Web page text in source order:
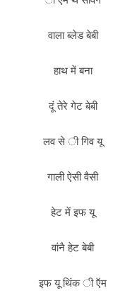
वाला ब्लेड बेबी
हाथ में बना
दूं तेरे गेट बेबी
लव से ी गिव यू
गाली ऐसी वैसी
हेट में इफ यू
वांनै हेट बेबी
इफ यू थिंक ी ऍम